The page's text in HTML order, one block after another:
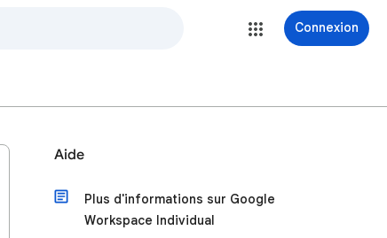
Connexion
Aide
Plus d'informations sur Google
Workspace Individual